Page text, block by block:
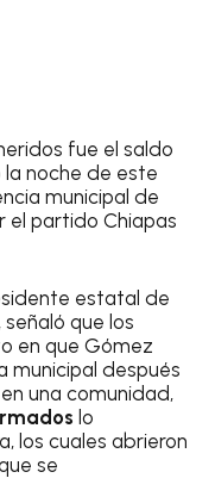
fue el saldo
la noche de este
municipal de
el partido Chiapas
estatal de
que los
en que Gómez
municipal después
una comunidad,
lo
los cuales abrieron
se